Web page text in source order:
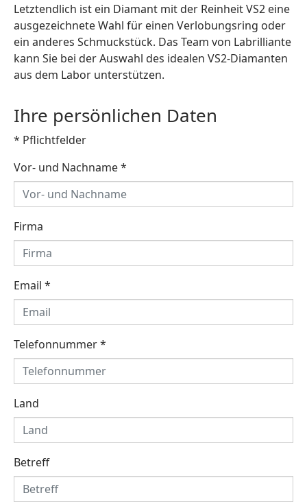
Letztendlich ist ein Diamant mit der Reinheit VS2 eine
ausgezeichnete Wahl für einen Verlobungsring oder
ein anderes Schmuckstück. Das Team von Labrilliante
kann Sie bei der Auswahl des idealen VS2-Diamanten
aus dem Labor unterstützen.
Ihre persönlichen Daten
* Pflichtfelder
Vor- und Nachname*
Firma
Email *
Telefonnummer*
Land
Betreff